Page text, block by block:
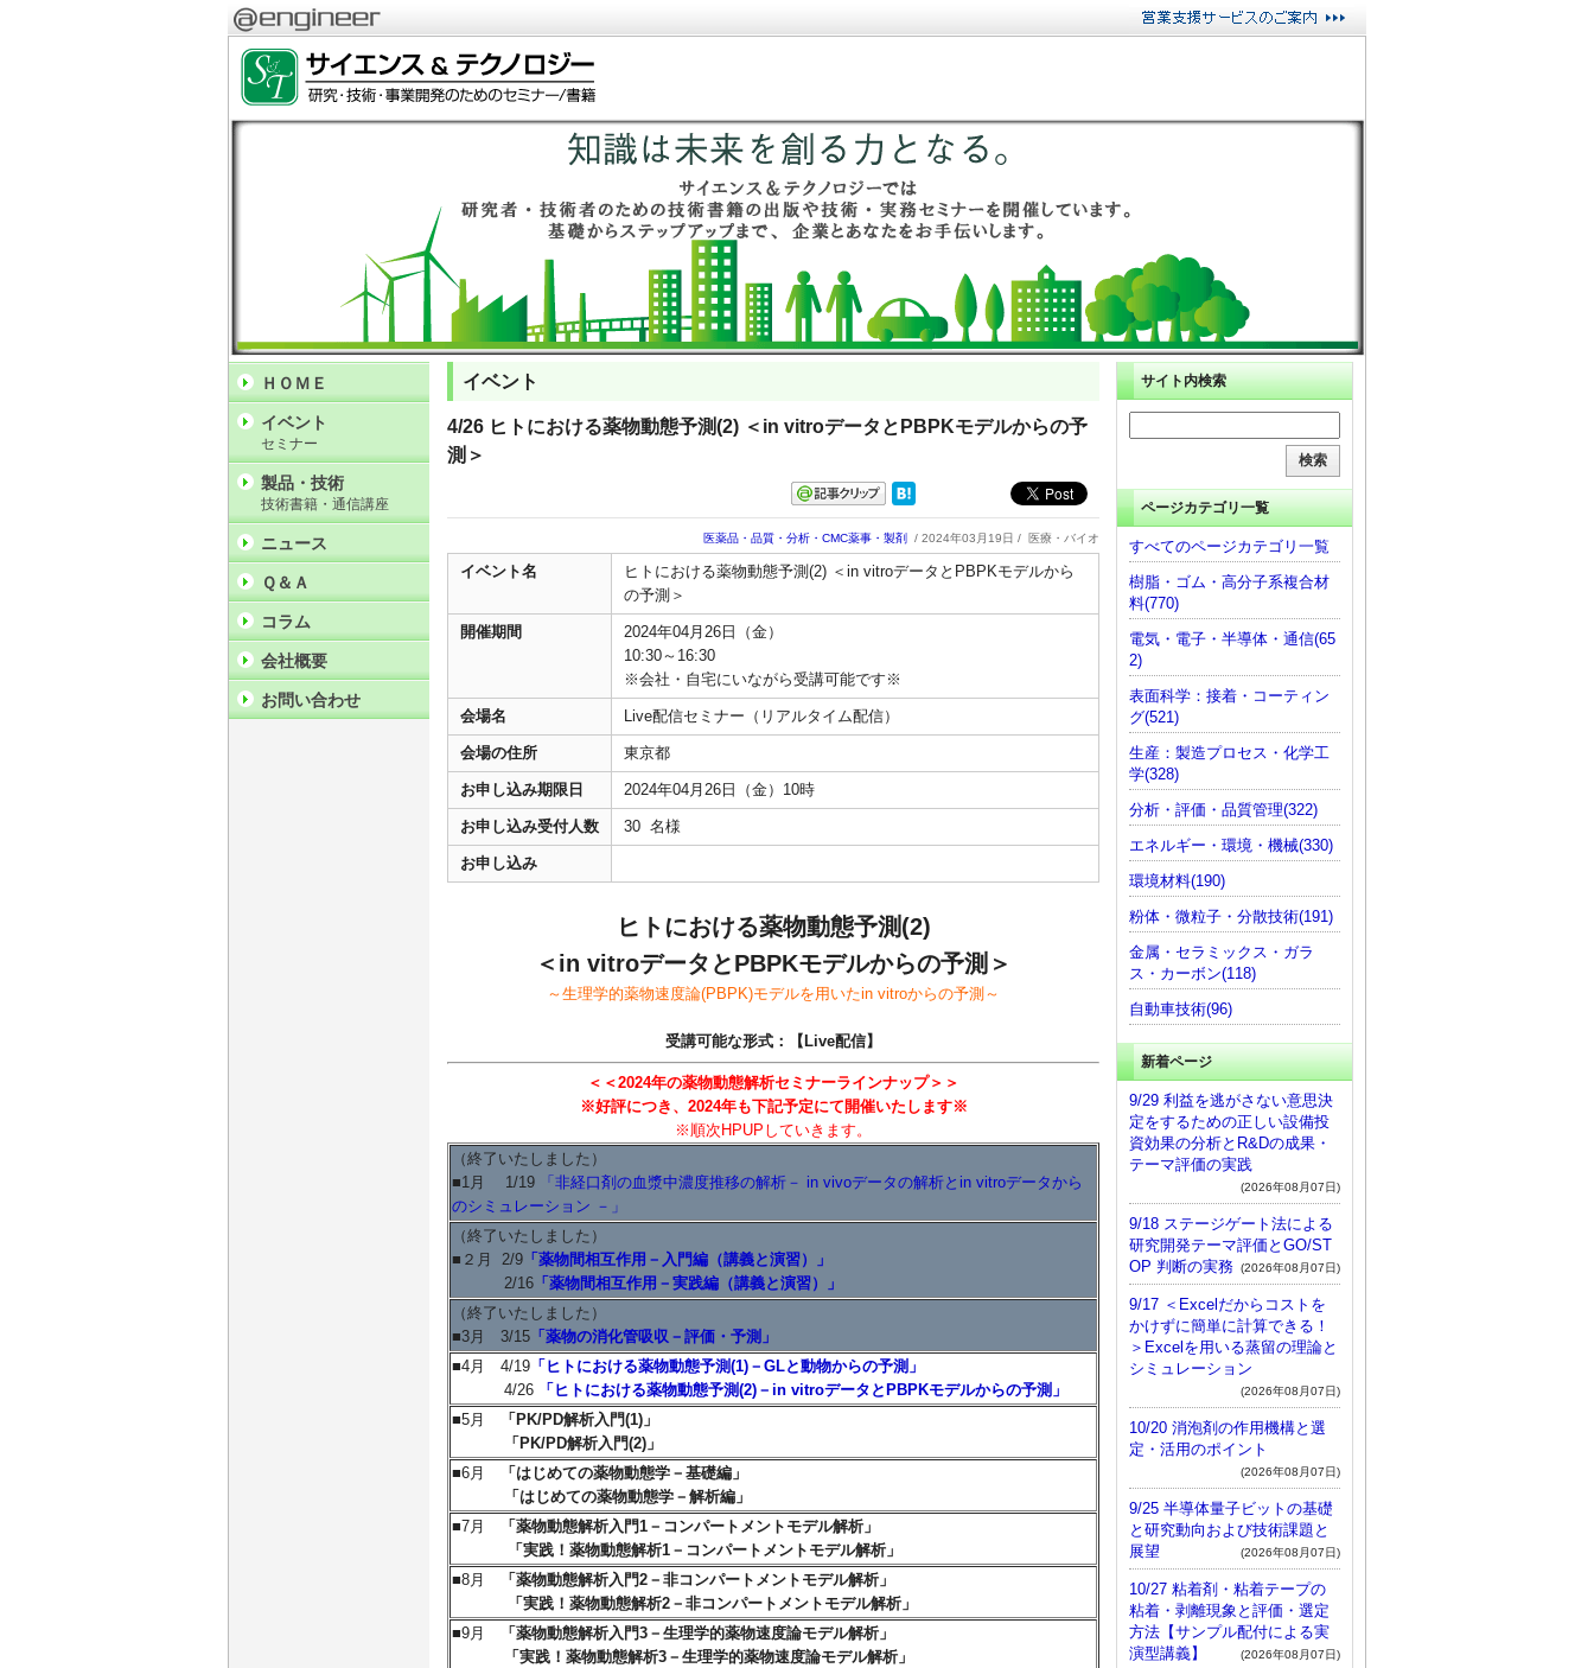
イベント
4/26 ヒトにおける薬物動態予測(2) ＜in vitroデータとPBPKモデルからの予
測＞
医薬品・品質・分析・CMC薬事・製剤 / 2024年03月19日 / 医療・バイオ
イベント名
ヒトにおける薬物動態予測(2) ＜in vitroデータとPBPKモデルから
の予測＞
開催期間
2024年04月26日（金）
10:30～16:30
※会社・自宅にいながら受講可能です※
会場名 Live配信セミナー（リアルタイム配信）
会場の住所 東京都
お申し込み期限日 2024年04月26日（金）10時
お申し込み受付人数 30 名様
お申し込み
ヒトにおける薬物動態予測(2)
＜in vitroデータとPBPKモデルからの予測＞
～生理学的薬物速度論(PBPK)モデルを用いたin vitroからの予測～
受講可能な形式：【Live配信】
＜＜2024年の薬物動態解析セミナーラインナップ＞＞
※好評につき、2024年も下記予定にて開催いたします※
※順次HPUPしていきます。
（終了いたしました）
■1月 1/19
「非経口剤の血漿中濃度推移の解析－ in vivoデータの解析とin vitroデータから
のシミュレーション －」
（終了いたしました）
■２月 2/9 「薬物間相互作用－入門編（講義と演習）」
2/16 「薬物間相互作用－実践編（講義と演習）」
（終了いたしました）
■3月 3/15 「薬物の消化管吸収－評価・予測」
■4月 4/19 「ヒトにおける薬物動態予測(1)－GLと動物からの予測」
4/26
「ヒトにおける薬物動態予測(2)－in vitroデータとPBPKモデルからの予測」
■5月
「PK/PD解析入門(1)」
「PK/PD解析入門(2)」
■6月
「はじめての薬物動態学－基礎編」
「はじめての薬物動態学－解析編」
■7月
「薬物動態解析入門1－コンパートメントモデル解析」
「実践！薬物動態解析1－コンパートメントモデル解析」
■8月
「薬物動態解析入門2－非コンパートメントモデル解析」
「実践！薬物動態解析2－非コンパートメントモデル解析」
■9月
「薬物動態解析入門3－生理学的薬物速度論モデル解析」
「実践！薬物動態解析3－生理学的薬物速度論モデル解析」
ＨＯＭＥ
イベント
セミナー
製品・技術
技術書籍・通信講座
ニュース
Ｑ＆Ａ
コラム
会社概要
お問い合わせ
サイト内検索
ページカテゴリ一覧
すべてのページカテゴリ一覧
樹脂・ゴム・高分子系複合材
料(770)
電気・電子・半導体・通信(65
2)
表面科学：接着・コーティン
グ(521)
生産：製造プロセス・化学工
学(328)
分析・評価・品質管理(322)
エネルギー・環境・機械(330)
環境材料(190)
粉体・微粒子・分散技術(191)
金属・セラミックス・ガラ
ス・カーボン(118)
自動車技術(96)
新着ページ
9/29 利益を逃がさない意思決
定をするための正しい設備投
資効果の分析とR&Dの成果・
テーマ評価の実践
(2026年08月07日)
9/18 ステージゲート法による
研究開発テーマ評価とGO/ST
OP 判断の実務 (2026年08月07日)
9/17 ＜Excelだからコストを
かけずに簡単に計算できる！
＞Excelを用いる蒸留の理論と
シミュレーション
(2026年08月07日)
10/20 消泡剤の作用機構と選
定・活用のポイント
(2026年08月07日)
9/25 半導体量子ビットの基礎
と研究動向および技術課題と
展望
(2026年08月07日)
10/27 粘着剤・粘着テープの
粘着・剥離現象と評価・選定
方法【サンプル配付による実
演型講義】
(2026年08月07日)